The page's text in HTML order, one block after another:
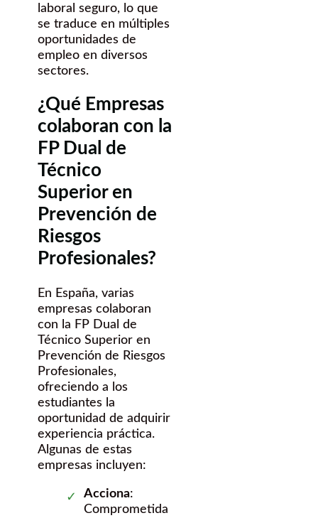
laboral seguro, lo que
se traduce en múltiples
oportunidades de
empleo en diversos
sectores.
¿Qué Empresas
colaboran con la
FP Dual de
Técnico
Superior en
Prevención de
Riesgos
Profesionales?
En España, varias
empresas colaboran
con la FP Dual de
Técnico Superior en
Prevención de Riesgos
Profesionales,
ofreciendo a los
estudiantes la
oportunidad de adquirir
experiencia práctica.
Algunas de estas
empresas incluyen:
Acciona:
Comprometida